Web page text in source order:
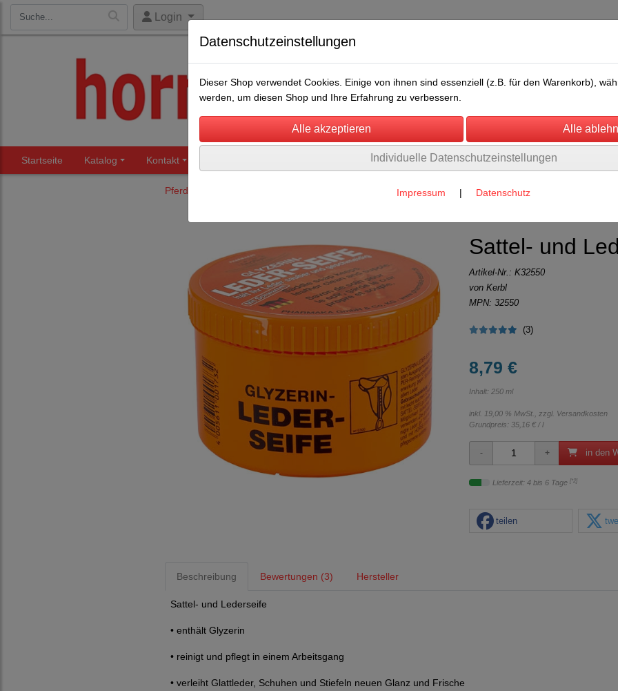
Login
Startseite Katalog Kontakt Über uns Umwelt Rechtliches
Pferdehaltung
Sattel- und
Artikel-Nr.: K32550
von Kerbl
MPN: 32550
(3)
8,79 €
Inhalt: 250 ml
inkl. 19,00 % MwSt., zzgl. Versandkosten
Grundpreis: 35,16 € / l
in den
Lieferzeit: 4 bis 6 Tage [*2]
teilen
Beschreibung Bewertungen (3) Hersteller
Sattel- und Lederseife
• enthält Glyzerin
• reinigt und pflegt in einem Arbeitsgang
• verleiht Glattleder, Schuhen und Stiefeln neuen Glanz und Frische
Datenschutzeinstellungen
Dieser Shop verwendet Cookies. Einige von ihnen sind essenziell (z.B. für den Warenkorb),
werden, um diesen Shop und Ihre Erfahrung zu verbessern.
Individuelle Datenschutzeinstellungen
Impressum | Datenschutz